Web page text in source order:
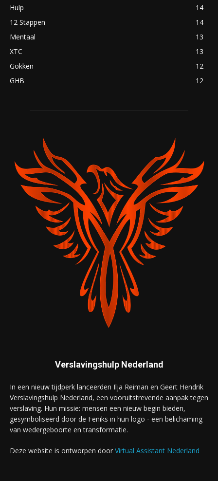
Hulp
14
12 Stappen
14
Mentaal
13
XTC
13
Gokken
12
GHB
12
Verslavingshulp Nederland
In een nieuw tijdperk lanceerden Ilja Reiman en Geert Hendrik
Verslavingshulp Nederland, een vooruitstrevende aanpak tegen
verslaving. Hun missie: mensen een nieuw begin bieden,
gesymboliseerd door de Feniks in hun logo - een belichaming
van wedergeboorte en transformatie.
Deze website is ontworpen door Virtual Assistant Nederland